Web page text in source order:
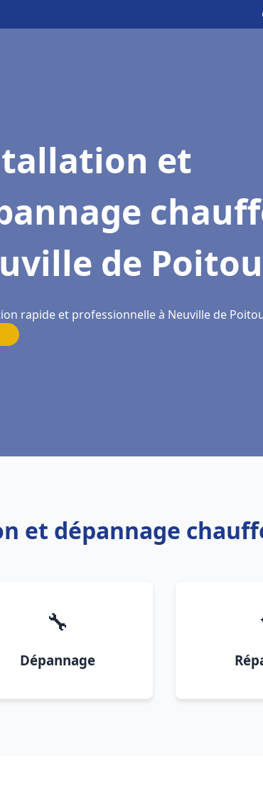
et
de Poitou
rapide et professionnelle à Neuville de
et dépannage
🔧
Dépannage